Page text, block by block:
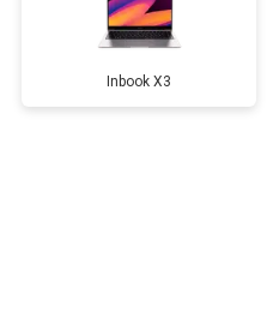
Inbook X3